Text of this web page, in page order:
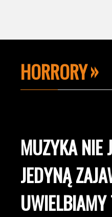
HORRORY
MUZYKA NIE
JEDYNĄ
UWIELBIAMY